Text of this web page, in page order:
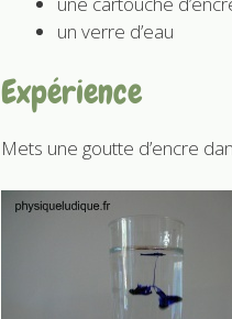
un verre d’eau
Expérience
Mets une goutte d’encre